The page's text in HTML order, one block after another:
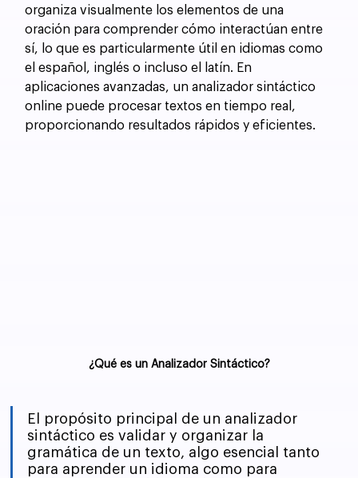
organiza visualmente los elementos de una
oración para comprender cómo interactúan entre
sí, lo que es particularmente útil en idiomas como
el español, inglés o incluso el latín. En
aplicaciones avanzadas, un analizador sintáctico
online puede procesar textos en tiempo real,
proporcionando resultados rápidos y eficientes.
¿Qué es un Analizador Sintáctico?
El propósito principal de un analizador
sintáctico es validar y organizar la
gramática de un texto, algo esencial tanto
para aprender un idioma como para